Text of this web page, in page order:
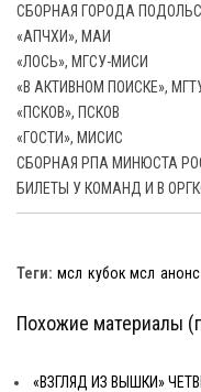
СБОРНАЯ ГОРОДА
«АПЧХИ», МАИ
«ЛОСЬ», МГСУ-МИСИ
«В АКТИВНОМ ПОИСКЕ»,
«ПСКОВ», ПСКОВ
«ГОСТИ», МИСИС
СБОРНАЯ РПА МИНЮСТА
БИЛЕТЫ У КОМАНД И В
Теги: мсл кубок мсл анонс
Похожие материалы
«ВЗГЛЯД ИЗ ВЫШКИ»